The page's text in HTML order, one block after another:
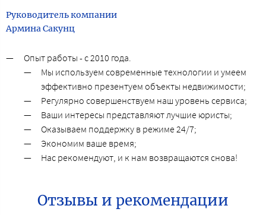
Руководитель компании
Армина Сакунц
Опыт работы - с 2010 года.
Мы используем современные технологии и умеем
эффективно презентуем объекты недвижимости;
Регулярно совершенствуем наш уровень сервиса;
Ваши интересы представляют лучшие юристы;
Оказываем поддержку в режиме 24/7;
Экономим ваше время;
Нас рекомендуют, и к нам возвращаются снова!
Отзывы и рекомендации